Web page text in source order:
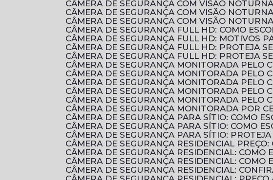
CÂMERA DE SEGURANÇA COM VISÃO
CÂMERA DE SEGURANÇA COM VISÃO
CÂMERA DE SEGURANÇA COM VISÃO
CÂMERA DE SEGURANÇA FULL HD: COMO
CÂMERA DE SEGURANÇA FULL HD: MOTIVOS
CÂMERA DE SEGURANÇA FULL HD: PROTEJA
CÂMERA DE SEGURANÇA FULL HD: PROTEJA
CÂMERA DE SEGURANÇA MONITORADA PELO
CÂMERA DE SEGURANÇA MONITORADA PELO
CÂMERA DE SEGURANÇA MONITORADA PELO
CÂMERA DE SEGURANÇA MONITORADA
CÂMERA DE SEGURANÇA MONITORADA PELO
CÂMERA DE SEGURANÇA MONITORADA POR
CÂMERA DE SEGURANÇA PARA SÍTIO: COMO
CÂMERA DE SEGURANÇA PARA SÍTIO: COMO
CÂMERA DE SEGURANÇA PARA SÍTIO:
CÂMERA DE SEGURANÇA RESIDENCIAL
CÂMERA DE SEGURANÇA RESIDENCIAL:
CÂMERA DE SEGURANÇA RESIDENCIAL:
CÂMERA DE SEGURANÇA RESIDENCIAL: